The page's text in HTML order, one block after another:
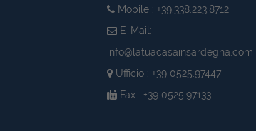
Mobile : +39.338.223.8712
E-Mail:
info@latuacasainsardegna.com
Ufficio : +39 0525.97447
Fax : +39 0525.97133